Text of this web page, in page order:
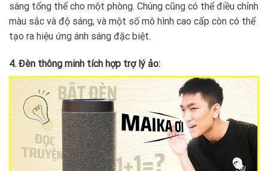
sáng tổng thể cho một phòng. Chúng cũng có thể điều chỉnh
màu sắc và độ sáng, và một số mô hình cao cấp còn có thể
tạo ra hiệu ứng ánh sáng đặc biệt.
4. Đèn thông minh tích hợp trợ lý ảo: